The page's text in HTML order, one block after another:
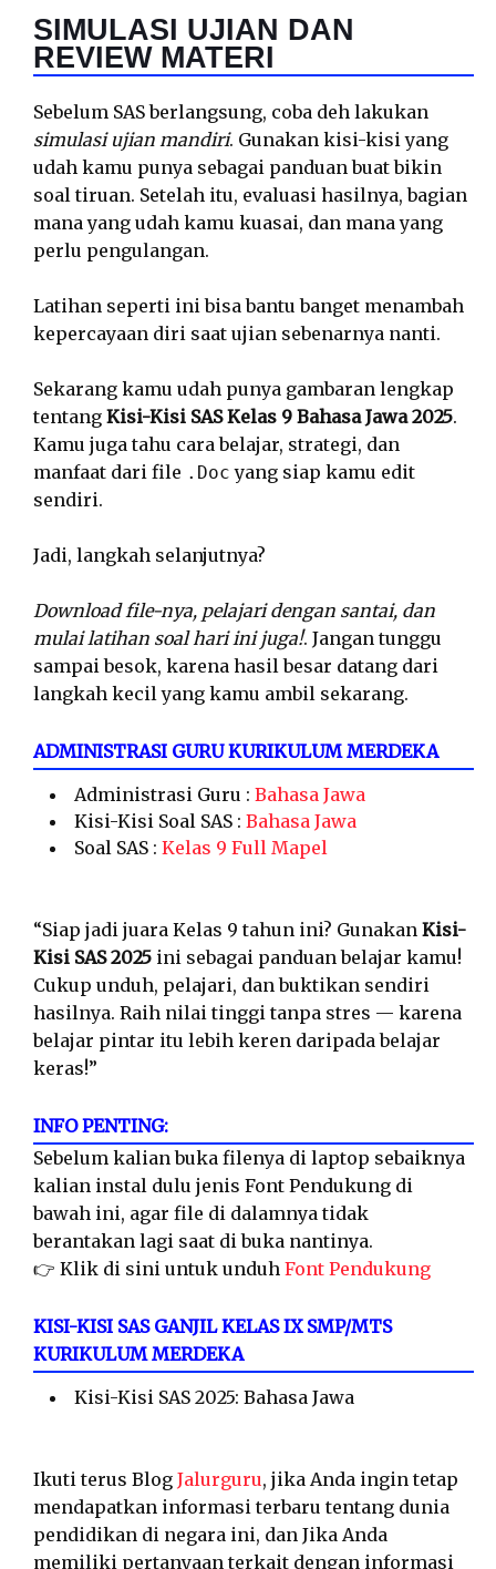
SIMULASI UJIAN DAN
REVIEW MATERI
Sebelum SAS berlangsung, coba deh lakukan
simulasi ujian mandiri. Gunakan kisi-kisi yang
udah kamu punya sebagai panduan buat bikin
soal tiruan. Setelah itu, evaluasi hasilnya, bagian
mana yang udah kamu kuasai, dan mana yang
perlu pengulangan.
Latihan seperti ini bisa bantu banget menambah
kepercayaan diri saat ujian sebenarnya nanti.
Sekarang kamu udah punya gambaran lengkap
tentang Kisi-Kisi SAS Kelas 9 Bahasa Jawa 2025.
Kamu juga tahu cara belajar, strategi, dan
manfaat dari file .Doc yang siap kamu edit
sendiri.
Jadi, langkah selanjutnya?
Download file-nya, pelajari dengan santai, dan
mulai latihan soal hari ini juga!. Jangan tunggu
sampai besok, karena hasil besar datang dari
langkah kecil yang kamu ambil sekarang.
ADMINISTRASI GURU KURIKULUM MERDEKA
Administrasi Guru : Bahasa Jawa
Kisi-Kisi Soal SAS : Bahasa Jawa
Soal SAS : Kelas 9 Full Mapel
“Siap jadi juara Kelas 9 tahun ini? Gunakan Kisi-
Kisi SAS 2025 ini sebagai panduan belajar kamu!
Cukup unduh, pelajari, dan buktikan sendiri
hasilnya. Raih nilai tinggi tanpa stres — karena
belajar pintar itu lebih keren daripada belajar
keras!”
INFO PENTING:
Sebelum kalian buka filenya di laptop sebaiknya
kalian instal dulu jenis Font Pendukung di
bawah ini, agar file di dalamnya tidak
berantakan lagi saat di buka nantinya.
👉 Klik di sini untuk unduh Font Pendukung
KISI-KISI SAS GANJIL KELAS IX SMP/MTS
KURIKULUM MERDEKA
Kisi-Kisi SAS 2025: Bahasa Jawa
Ikuti terus Blog Jalurguru, jika Anda ingin tetap
mendapatkan informasi terbaru tentang dunia
pendidikan di negara ini, dan Jika Anda
memiliki pertanyaan terkait dengan informasi